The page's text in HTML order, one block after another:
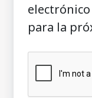
para la